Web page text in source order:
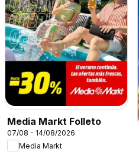
Media Markt Folleto
07/08 - 14/08/2026
Media Markt